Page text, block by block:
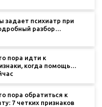
задает психиатр при
разбор
пора идти к
когда помощь
пора обратиться к
7 четких признаков